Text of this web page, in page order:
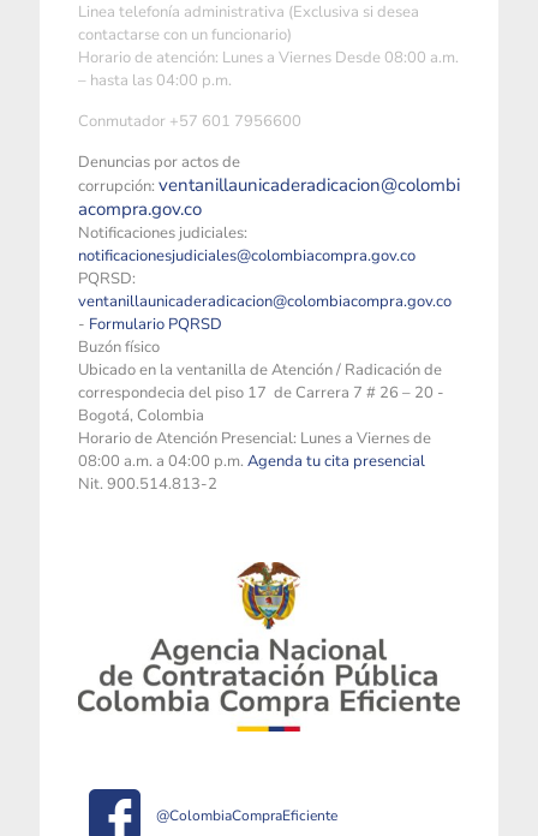
Linea telefonía administrativa (Exclusiva si desea
contactarse con un funcionario)
Horario de atención: Lunes a Viernes Desde 08:00 a.m.
– hasta las 04:00 p.m.
Conmutador +57 601 7956600
Denuncias por actos de
corrupción: ventanillaunicaderadicacion@colombi
acompra.gov.co
Notificaciones judiciales:
notificacionesjudiciales@colombiacompra.gov.co
PQRSD:
ventanillaunicaderadicacion@colombiacompra.gov.co
- Formulario PQRSD
Buzón físico
Ubicado en la ventanilla de Atención / Radicación de
correspondecia del piso 17 de Carrera 7 # 26 – 20 -
Bogotá, Colombia
Horario de Atención Presencial: Lunes a Viernes de
08:00 a.m. a 04:00 p.m. Agenda tu cita presencial
Nit. 900.514.813-2
@ColombiaCompraEficiente